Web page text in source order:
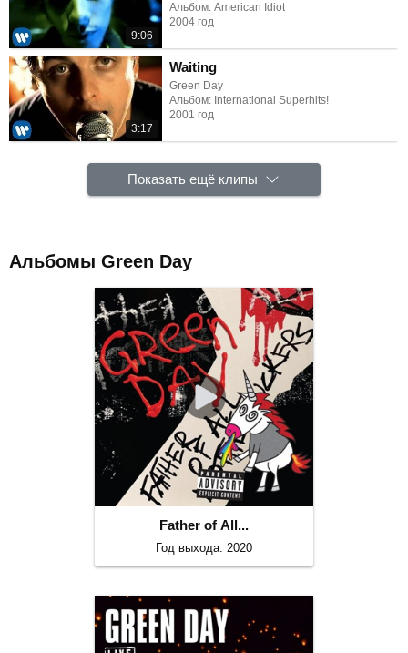
9:06
Альбом: American Idiot
2004 год
3:17
Waiting
Green Day
Альбом: International Superhits!
2001 год
Показать ещё клипы
Альбомы Green Day
Father of All...
Год выхода: 2020